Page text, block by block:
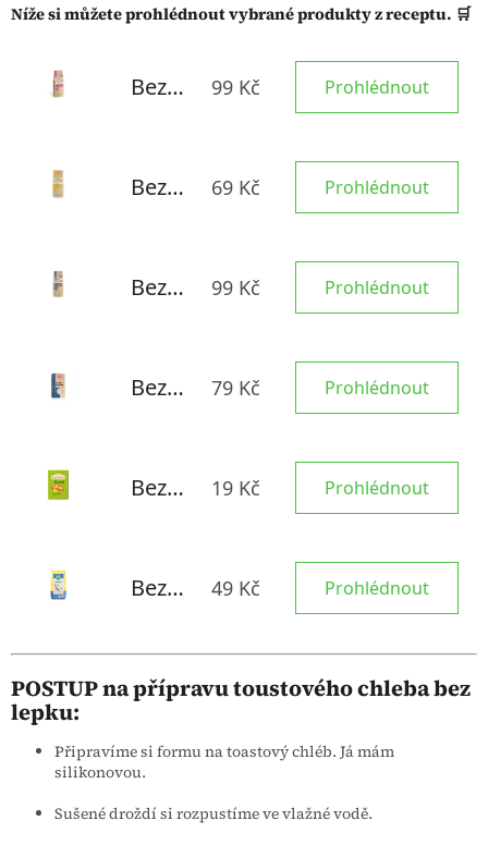
Níže si můžete prohlédnout vybrané produkty z receptu. 🛒
POSTUP na přípravu toustového chleba bez
lepku:
Připravíme si formu na toastový chléb. Já mám
silikonovou.
Sušené droždí si rozpustíme ve vlažné vodě.